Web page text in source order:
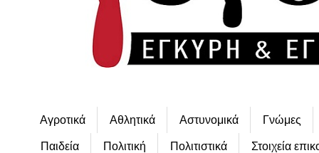
Αγροτικά Αθλητικά Αστυνομικά Γνώμες
Παιδεία Πολιτική Πολιτιστικά Στοιχεία